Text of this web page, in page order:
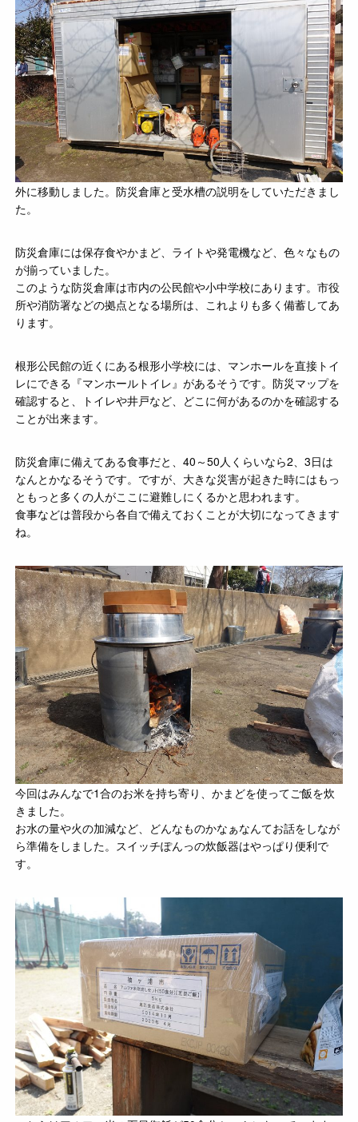
外に移動しました。防災倉庫と受水槽の説明をしていただきまし
た。
防災倉庫には保存食やかまど、ライトや発電機など、色々なもの
が揃っていました。
このような防災倉庫は市内の公民館や小中学校にあります。市役
所や消防署などの拠点となる場所は、これよりも多く備蓄してあ
ります。
根形公民館の近くにある根形小学校には、マンホールを直接トイ
レにできる『マンホールトイレ』があるそうです。防災マップを
確認すると、トイレや井戸など、どこに何があるのかを確認する
ことが出来ます。
防災倉庫に備えてある食事だと、40～50人くらいなら2、3日は
なんとかなるそうです。ですが、大きな災害が起きた時にはもっ
ともっと多くの人がここに避難しにくるかと思われます。
食事などは普段から各自で備えておくことが大切になってきます
ね。
今回はみんなで1合のお米を持ち寄り、かまどを使ってご飯を炊
きました。
お水の量や火の加減など、どんなものかなぁなんてお話をしなが
ら準備をしました。スイッチぽんっの炊飯器はやっぱり便利で
す。